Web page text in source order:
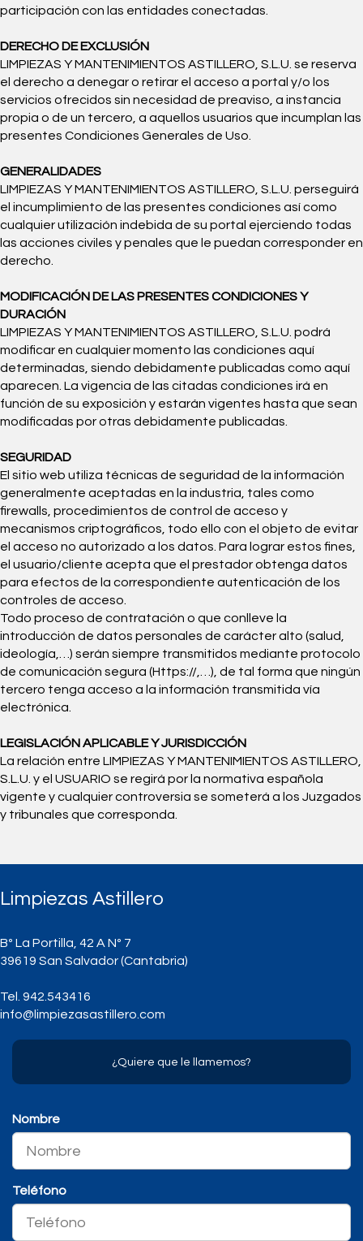
participación con las entidades conectadas.
DERECHO DE EXCLUSIÓN
LIMPIEZAS Y MANTENIMIENTOS ASTILLERO, S.L.U. se reserva
el derecho a denegar o retirar el acceso a portal y/o los
servicios ofrecidos sin necesidad de preaviso, a instancia
propia o de un tercero, a aquellos usuarios que incumplan las
presentes Condiciones Generales de Uso.
GENERALIDADES
LIMPIEZAS Y MANTENIMIENTOS ASTILLERO, S.L.U. perseguirá
el incumplimiento de las presentes condiciones así como
cualquier utilización indebida de su portal ejerciendo todas
las acciones civiles y penales que le puedan corresponder en
derecho.
MODIFICACIÓN DE LAS PRESENTES CONDICIONES Y
DURACIÓN
LIMPIEZAS Y MANTENIMIENTOS ASTILLERO, S.L.U. podrá
modificar en cualquier momento las condiciones aquí
determinadas, siendo debidamente publicadas como aquí
aparecen. La vigencia de las citadas condiciones irá en
función de su exposición y estarán vigentes hasta que sean
modificadas por otras debidamente publicadas.
SEGURIDAD
El sitio web utiliza técnicas de seguridad de la información
generalmente aceptadas en la industria, tales como
firewalls, procedimientos de control de acceso y
mecanismos criptográficos, todo ello con el objeto de evitar
el acceso no autorizado a los datos. Para lograr estos fines,
el usuario/cliente acepta que el prestador obtenga datos
para efectos de la correspondiente autenticación de los
controles de acceso.
Todo proceso de contratación o que conlleve la
introducción de datos personales de carácter alto (salud,
ideología,…) serán siempre transmitidos mediante protocolo
de comunicación segura (Https://,…), de tal forma que ningún
tercero tenga acceso a la información transmitida vía
electrónica.
LEGISLACIÓN APLICABLE Y JURISDICCIÓN
La relación entre LIMPIEZAS Y MANTENIMIENTOS ASTILLERO,
S.L.U. y el USUARIO se regirá por la normativa española
vigente y cualquier controversia se someterá a los Juzgados
y tribunales que corresponda.
Limpiezas Astillero
Bº La Portilla, 42 A Nº 7
39619 San Salvador(Cantabria)
Tel. 942.543416
info@limpiezasastillero.com
¿Quiere que le llamemos?
Nombre
Teléfono